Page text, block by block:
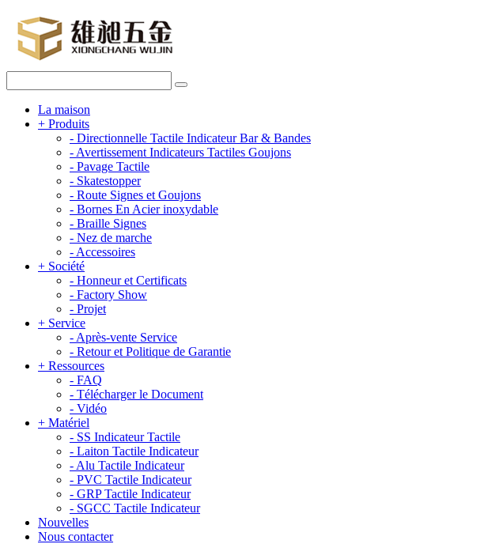
La maison
+ Produits
- Directionnelle Tactile Indicateur Bar & Bandes
- Avertissement Indicateurs Tactiles Goujons
- Pavage Tactile
- Skatestopper
- Route Signes et Goujons
- Bornes En Acier inoxydable
- Braille Signes
- Nez de marche
- Accessoires
+ Société
- Honneur et Certificats
- Factory Show
- Projet
+ Service
- Après-vente Service
- Retour et Politique de Garantie
+ Ressources
- FAQ
- Télécharger le Document
- Vidéo
+ Matériel
- SS Indicateur Tactile
- Laiton Tactile Indicateur
- Alu Tactile Indicateur
- PVC Tactile Indicateur
- GRP Tactile Indicateur
- SGCC Tactile Indicateur
Nouvelles
Nous contacter